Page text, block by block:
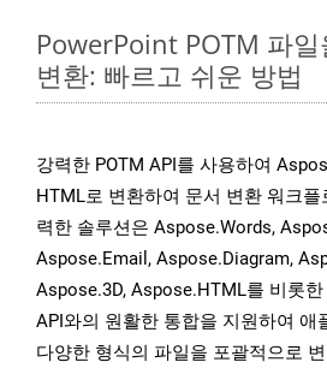
PowerPoint POTM 파
변환: 빠르고 쉬운 방법
강력한 POTM API를 사용하여
HTML로 변환하여 문서 변환 워크
력한 솔루션은 Aspose.Words,
Aspose.Email, Aspose.Diagram,
Aspose.3D, Aspose.HTML를 비롯
API와의 원활한 통합을 지원하여 애
다양한 형식의 파일을 포괄적으로